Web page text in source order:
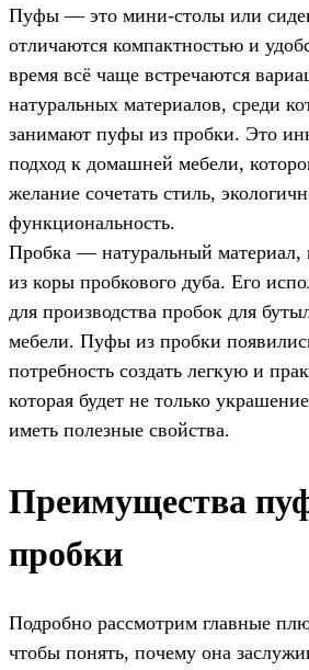
Пуфы — это мини-столы или
отличаются компактностью и
время всё чаще встречаются
натуральных материалов, среди
занимают пуфы из пробки. Это
подход к домашней мебели,
желание сочетать стиль,
функциональность.
Пробка — натуральный материал,
из коры пробкового дуба. Его
для производства пробок для
мебели. Пуфы из пробки
потребность создать легкую и
которая будет не только
иметь полезные свойства.
Преимущества
пробки
Подробно рассмотрим главные
чтобы понять, почему она